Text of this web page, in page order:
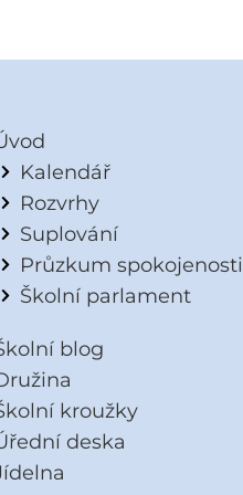
Kalendář
Rozvrhy
Suplování
Průzkum spokojenosti
Školní parlament
blog
kroužky
deska